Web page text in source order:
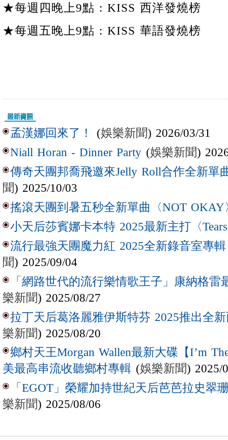
★每週四晚上9點 : KISS 西洋發燒榜
★每週五晚上9點 : KISS 華語發燒榜
孟漢娜回來了！ (娛樂新聞) 2026/03/31
Niall Horan - Dinner Party (娛樂新聞)
傳奇天團邦喬飛邀來Jelly Roll合作全新單
聞) 2025/10/03
搖滾天團到暑五秒全新單曲〈NOT OKAY
小天后莎賓娜卡本特 2025最新主打〈
流行最強天團魔力紅 2025全新錄音室專
聞) 2025/09/04
「網路世代的流行樂情歌王子」康納格雷
樂新聞) 2025/08/27
拉丁天后葛洛麗雅伊斯特芬 2025推出全新
樂新聞) 2025/08/20
鄉村天王Morgan Wallen最新大碟【I’m
美最高串流收聽鄉村專輯 (娛樂新聞) 2025/
「EGOT」榮耀加持世紀天后芭芭拉史翠
樂新聞) 2025/08/06